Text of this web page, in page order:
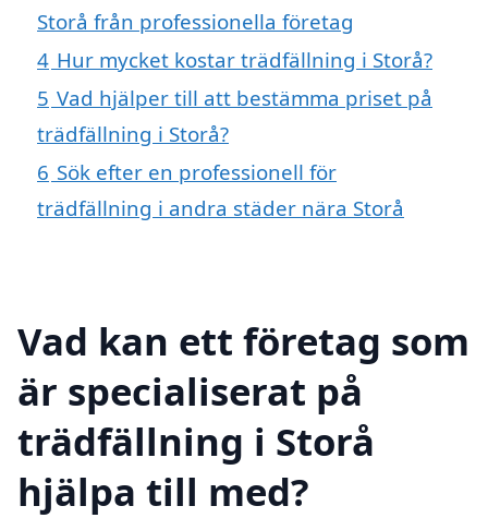
Storå från professionella företag
4 Hur mycket kostar trädfällning i Storå?
5 Vad hjälper till att bestämma priset på
trädfällning i Storå?
6 Sök efter en professionell för
trädfällning i andra städer nära Storå
Vad kan ett företag som
är specialiserat på
trädfällning i Storå
hjälpa till med?